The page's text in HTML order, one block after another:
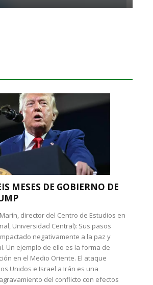
MESES DE GOBIERNO DE
director del Centro de Estudios en
Universidad Central): Sus pasos
negativamente a la paz y
Un ejemplo de ello es la forma de
en el Medio Oriente. El ataque
Unidos e Israel a Irán es una
del conflicto con efectos